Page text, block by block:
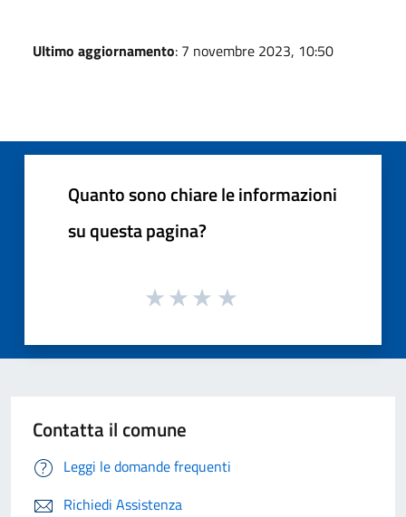
Ultimo aggiornamento: 7 novembre 2023, 10:50
Quanto sono chiare le informazioni
su questa pagina?
Contatta il comune
Leggi le domande frequenti
Richiedi Assistenza